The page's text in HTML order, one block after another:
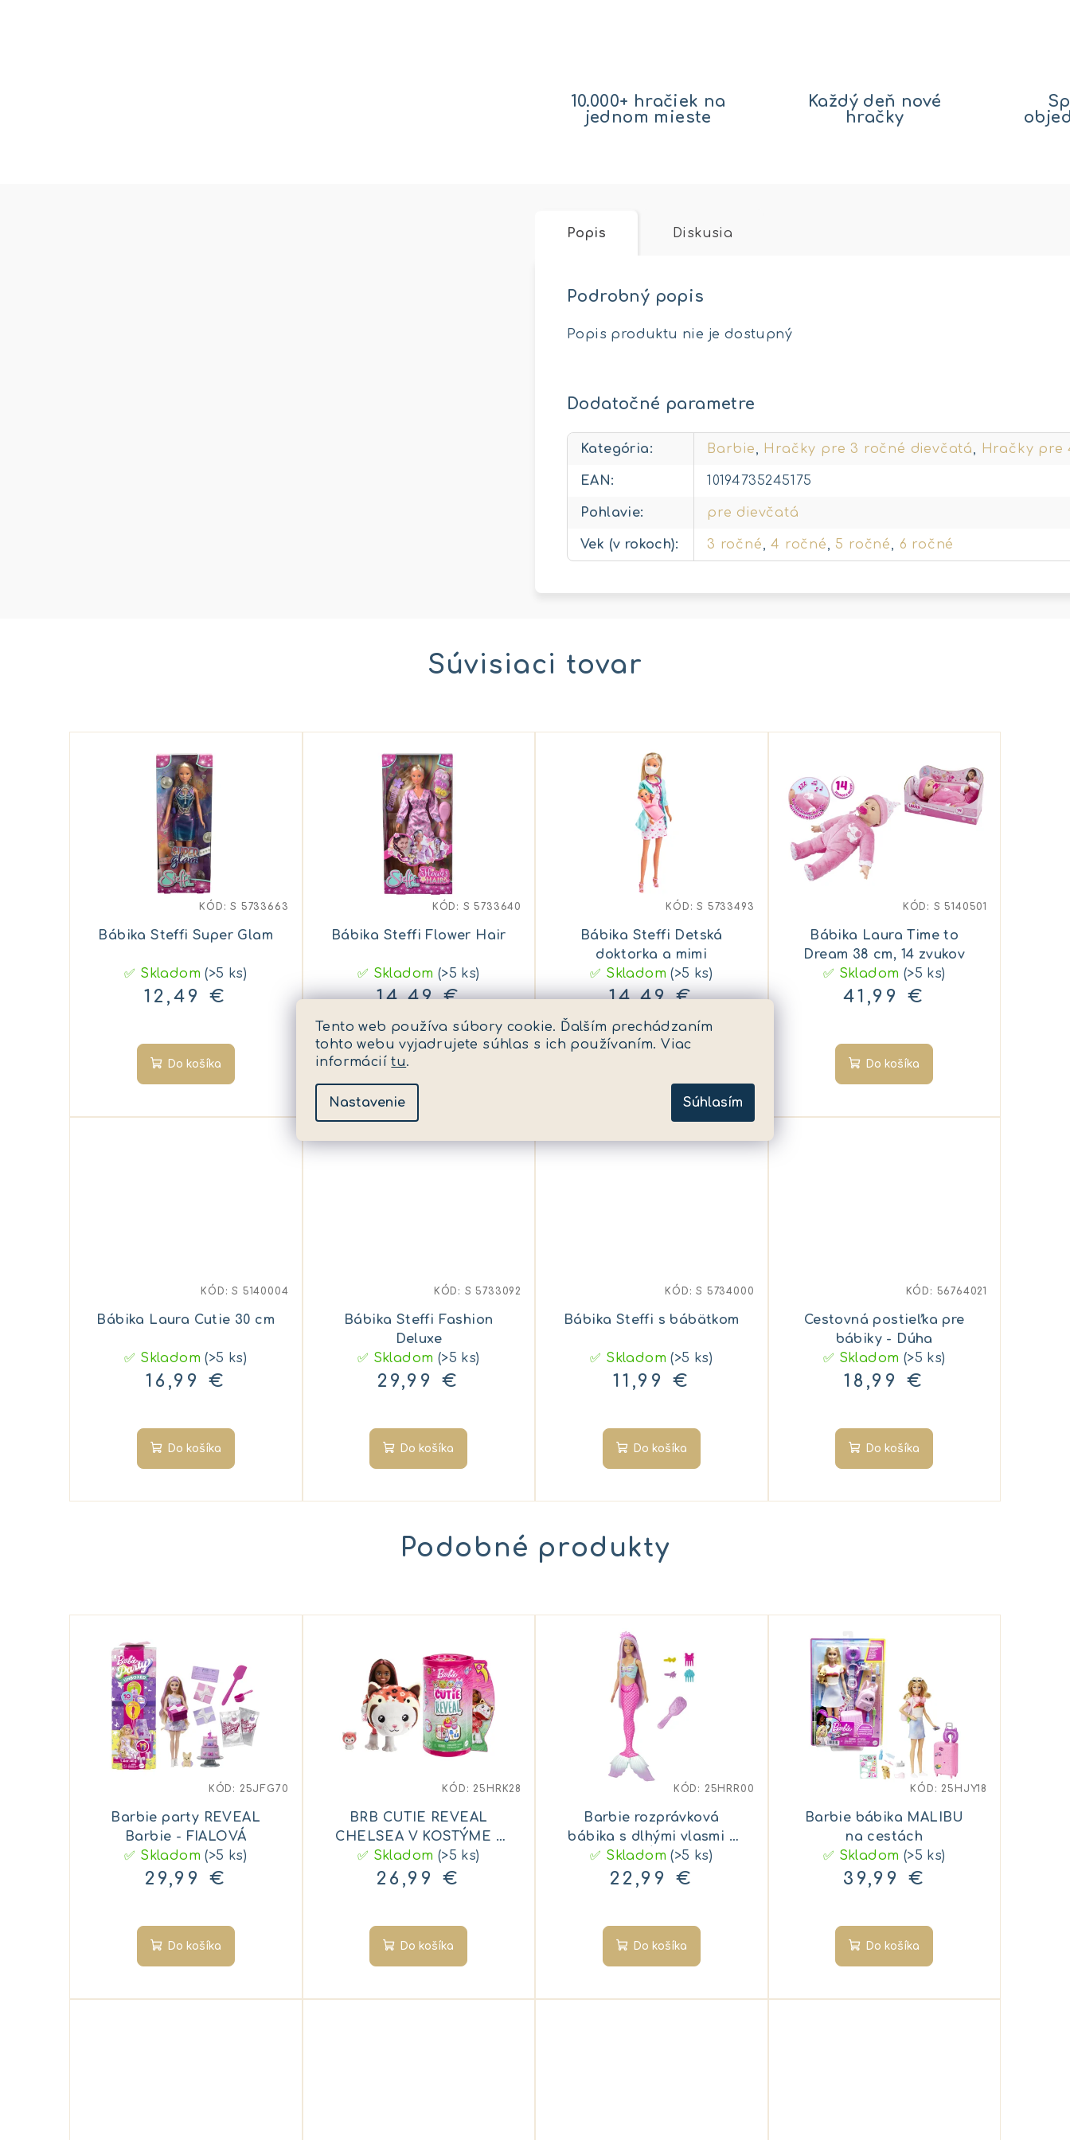
Tento web používa súbory cookie. Ďalším prechádzaním
tohto webu vyjadrujete súhlas s ich používaním. Viac
informáciítu.
Nastavenie Súhlasím
10.000+ hračiek na
jednom mieste
Každý deň nové
hračky
Popis Diskusia
Podrobný popis
Popis produktu nie je dostupný
Dodatočné parametre
Kategória: Barbie, Hračky pre 3 ročné dievčatá, Hračky pre
EAN: 10194735245175
Pohlavie: pre dievčatá
Vek (v rokoch): 3 ročné,4 ročné, 5 ročné, 6 ročné
Súvisiaci tovar
Bábika Steffi Super Glam
✅ Skladom(>5 ks)
12,49 €
Do košíka
KÓD:S 5733663
Bábika Steffi Flower Hair
✅ Skladom (>5 ks)
14,49 €
Do košíka
KÓD: S 5733640
Bábika Steffi Detská
doktorka a mimi
✅ Skladom(>5 ks)
14,49 €
KÓD:S 5733493
Bábika Laura Time to
Dream 38 cm, 14 zvukov
✅ Skladom (>5 ks)
41,99 €
Do košíka
KÓD: S 5140501
Bábika Laura Cutie 30 cm
✅ Skladom(>5 ks)
16,99 €
Do košíka
KÓD:S 5140004
Bábika Steffi Fashion
Deluxe
✅ Skladom (>5 ks)
29,99 €
Do košíka
KÓD: S 5733092
Bábika Steffi s bábätkom
✅ Skladom(>5 ks)
11,99 €
Do košíka
KÓD:S 5734000
Cestovná postieľka pre
bábiky - Dúha
✅ Skladom (>5 ks)
18,99 €
Do košíka
KÓD: 56764021
Podobné produkty
Barbie party REVEAL
Barbie - FIALOVÁ
✅ Skladom(>5 ks)
29,99 €
Do košíka
KÓD: 25JFG70
BRB CUTIE REVEAL
CHELSEA V KOSTÝME -
MAČIATKO V ČERVENOM
KOSTÝME PANDY
✅ Skladom (>5 ks)
26,99 €
Do košíka
KÓD: 25HRK28
Barbie rozprávková
bábika s dlhými vlasmi -
MORSKÁ PANNA
✅ Skladom(>5 ks)
22,99 €
Do košíka
KÓD: 25HRR00
Barbie bábika MALIBU
na cestách
✅ Skladom (>5 ks)
39,99 €
Do košíka
KÓD: 25HJY18